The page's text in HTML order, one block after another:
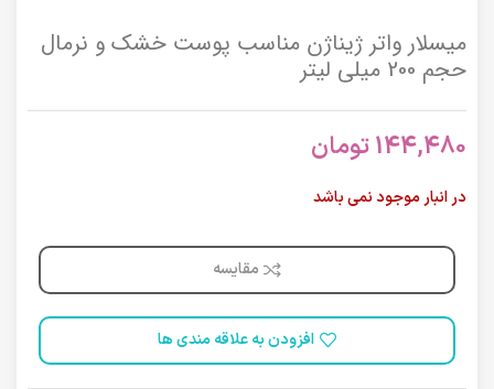
میسلار واتر ژیناژن مناسب پوست خشک و نرمال
حجم 200 میلی لیتر
144,480تومان
در انبار موجود نمی باشد
مقایسه
افزودن به علاقه مندی ها